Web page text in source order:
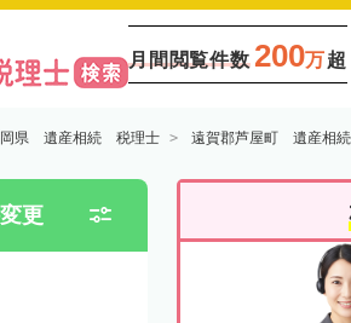
月間閲覧件数 200万超
県 遺産相続 税理士 遠賀郡芦屋町 遺産相
更